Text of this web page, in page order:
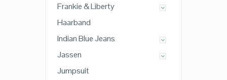
Frankie & Liberty
Haarband
Indian Blue Jeans
Jassen
Jumpsuit